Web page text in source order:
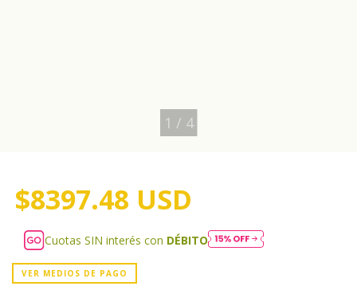
1 / 4
$8397.48 USD
Cuotas SIN interés con DÉBITO
VER MEDIOS DE PAGO